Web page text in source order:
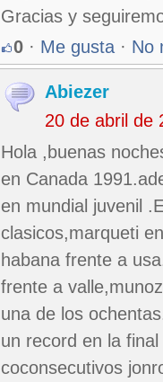
Gracias y
0 · Me gusta · No
Abiezer
20 de abril de
Hola ,buenas
en Canada
en mundial juvenil
clasicos,marqueti
habana frente a
frente a
una de los
un record en la
coconsecutivos